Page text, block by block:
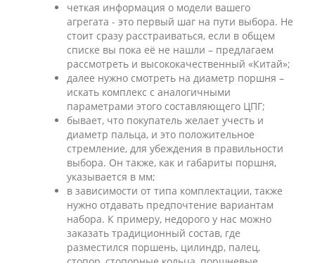
четкая информация о модели вашего
агрегата - это первый шаг на пути выбора. Не
стоит сразу расстраиваться, если в общем
списке вы пока её не нашли – предлагаем
рассмотреть и высококачественный «Китай»;
далее нужно смотреть на диаметр поршня –
искать комплекс с аналогичными
параметрами этого составляющего ЦПГ;
бывает, что покупатель желает учесть и
диаметр пальца, и это положительное
стремление, для убеждения в правильности
выбора. Он также, как и габариты поршня,
указывается в мм;
в зависимости от типа комплектации, также
нужно отдавать предпочтение вариантам
набора. К примеру, недорого у нас можно
заказать традиционный состав, где
разместился поршень, цилиндр, палец,